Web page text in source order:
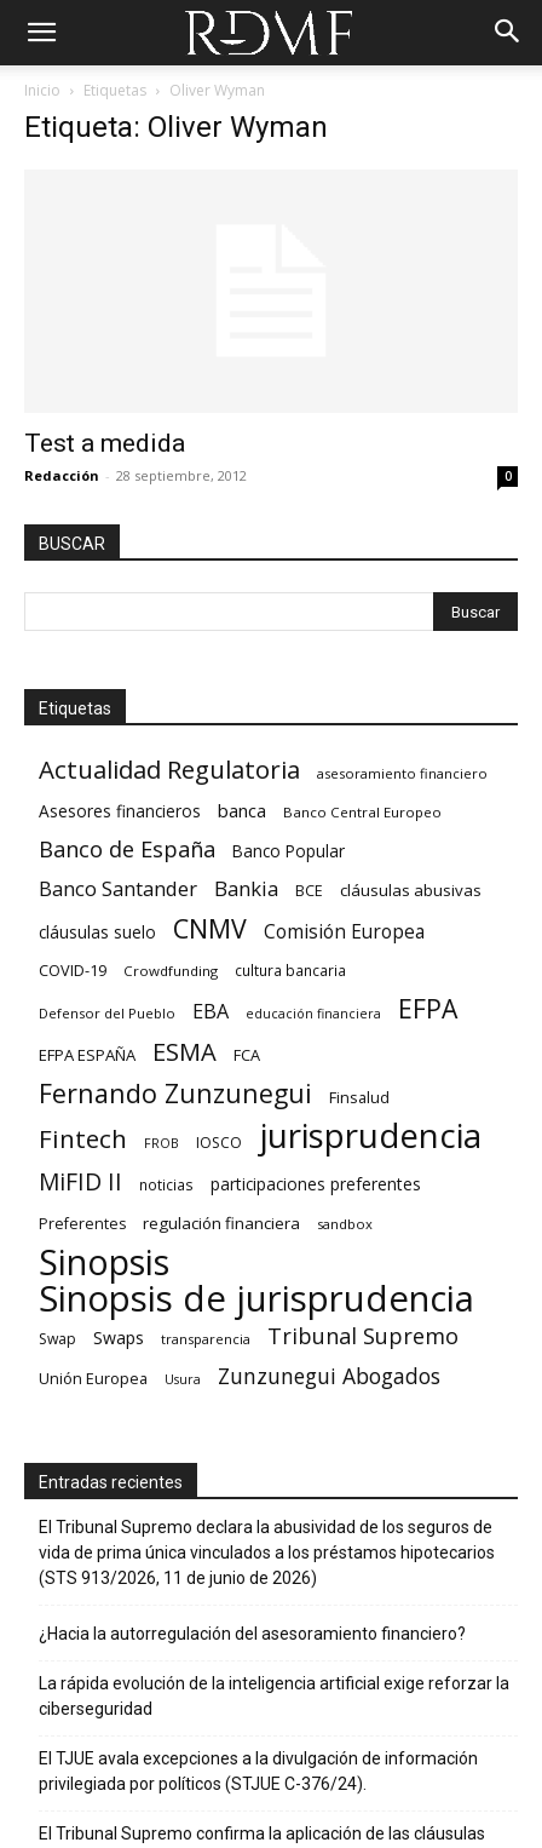
Inicio Etiquetas Oliver Wyman
Etiqueta: Oliver Wyman
Test a medida
Redacción - 28 septiembre, 2012 0
BUSCAR
Etiquetas
Actualidad Regulatoria asesoramiento financiero
Asesores financieros banca Banco Central Europeo
Banco de España Banco Popular
Banco Santander Bankia BCE cláusulas abusivas
cláusulas suelo CNMV Comisión Europea
COVID-19 Crowdfunding cultura bancaria
Defensor del Pueblo EBA educación financiera EFPA
EFPA ESPAÑA ESMA FCA
Fernando Zunzunegui Finsalud
Fintech FROB IOSCO jurisprudencia
MiFID II noticias participaciones preferentes
Preferentes regulación financiera sandbox
Sinopsis
Sinopsis de jurisprudencia
Swap Swaps transparencia Tribunal Supremo
Unión Europea Usura Zunzunegui Abogados
Entradas recientes
El Tribunal Supremo declara la abusividad de los seguros de
vida de prima única vinculados a los préstamos hipotecarios
(STS 913/2026, 11 de junio de 2026)
¿Hacia la autorregulación del asesoramiento financiero?
La rápida evolución de la inteligencia artificial exige reforzar la
ciberseguridad
El TJUE avala excepciones a la divulgación de información
privilegiada por políticos (STJUE C-376/24).
El Tribunal Supremo confirma la aplicación de las cláusulas